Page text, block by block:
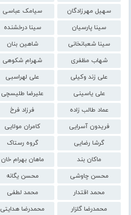
سهیل مهرزادگان
سیامک عباسی
سینا پارسیان
سینا درخشنده
سینا شعبانخانی
شاهین بنان
شهاب مظفری
شهرام شکوهی
علی زند وکیلی
علی لهراسبی
علی یاسینی
علیرضا طلیسچی
عماد طالب زاده
فرزاد فرخ
فریدون آسرایی
کامران مولایی
گرشا رضایی
گروه رستاک
ماکان بند
ماهان بهرام خان
محسن چاوشی
محسن یگانه
محمد اقتدار
محمد لطفی
محمدرضا گلزار
محمدرضا هدایتی